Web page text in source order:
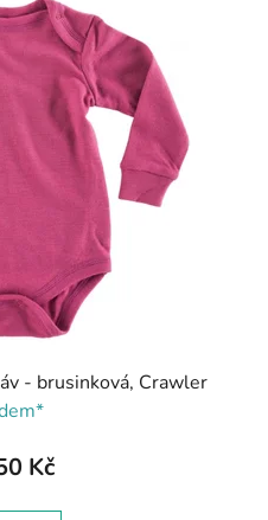
- brusinková, Crawler
Kč